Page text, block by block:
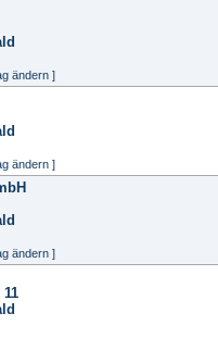
ändern ]
ändern ]
ändern ]
11